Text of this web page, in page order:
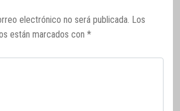
electrónico no será publicada. Los
están marcados con *